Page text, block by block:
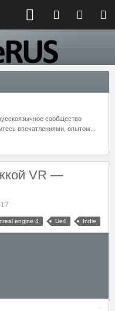
сообщество
впечатлениями, опытом...
VR —
engine 4 Ue4 Indie